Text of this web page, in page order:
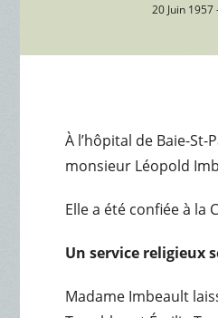
20 Juin 1957
À l’hôpital de Baie-
monsieur Léopold
Elle a été confiée à la
Un service religieux
Madame Imbeault